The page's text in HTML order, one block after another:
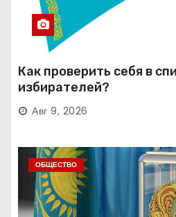
Как проверить себя в
избирателей?
Авг 9, 2026
ОБЩЕСТВО